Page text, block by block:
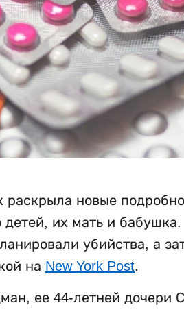
новые
детей, их мать и
убийства, а
на New York Post.
ее 44-летней дочери